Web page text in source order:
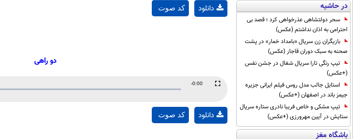
در حاشیه
سحر دولتشاهی عذرخواهی کرد ؛ قصد بی
احترامی به اذان نداشتم (عکس)
بازیگران زن سریال «بامداد خمار» در پشت
صحنه به سبک دوران قاجار (عکس)
تیپ رنگی تارا سریال شغال در جشن نفس
(+عکس)
استایل جالب مدل روس فیلم ایرانی جزیره
جیمز باند در اصفهان (+عکس)
تیپ مشکی و خاص فریبا نادری ستاره سریال
ستایش در آیین مهرورزی (+عکس)
باشگاه مغز
کد صوت دانلود
دو راهی
Remaining
-0:00
کد صوت دانلود